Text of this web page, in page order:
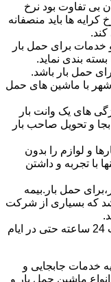
بی تفاوت بود نرخ
ها باید منصفانه
کند.
خدمات برای حمل بار
بسته بندی نماید.
حمل بار باشد.
شهر با ماشین های حمل
های یک وانت بار
و تحویل صاحب بار
و لوازم را بدون
با تجربه و داشتن
حمل بار.بیمه
که بسیاری از شرکت
امکان فعالیت و انجام خدمات بصورت 24 ساعته حتی در ایام
خدمات جابجایی و
ماشین حمل بار و